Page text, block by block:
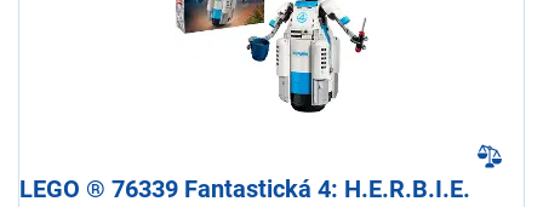
LEGO ® 76339 Fantastická 4: H.E.R.B.I.E.